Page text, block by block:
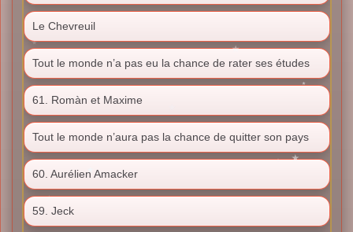
Le Chevreuil
Tout le monde n’a pas eu la chance de rater ses études
61. Romàn et Maxime
Tout le monde n’aura pas la chance de quitter son pays
60. Aurélien Amacker
59. Jeck